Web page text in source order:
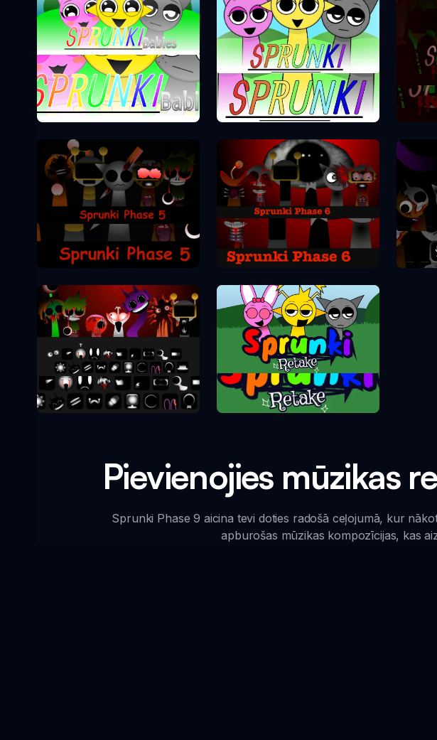
Sprunki Fāze 0
Sprunki Fāze 1
Sprunki Fāze 5
Sprunki Fāze 6
Sprunki Fāze 10 Sprunki Atkārta
Pievienojies mūzikas
Sprunki Phase 9 aicina tevi doties radošā ceļojumā, kur
apburošas mūzikas kompozīcijas, kas